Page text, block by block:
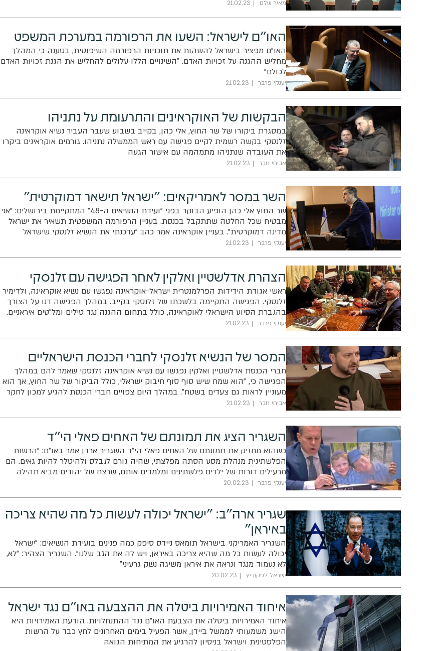
שיכול ללמד את ישראל דמוקרטיה מהי"
מאיר שלם 21.02.23
האו"ם לישראל: השעו את הרפורמה במערכת המשפט
האו"ם מפציר בישראל להשהות את תוכניות הרפורמה השיפוטית, בטענה כי המהלך
מחליש ההגנה על זכויות האדם. "השינויים הללו עלולים להחליש את הגנת זכויות האדם
לכולם"
יענקי פרבר 21.02.23
הבקשות של האוקראינים והתרעומת על נתניהו
במסגרת ביקורו של שר החוץ, אלי כהן, בקייב בשבוע שעבר העביר נשיא אוקראינה
זלנסקי בקשה רשמית לקיים פגישה עם ראש הממשלה נתניהו. גורמים אוקראינים ביקרו
את העובדה שנתניהו מתמהמה עם אישור הגעה
אביחי חבר 21.02.23
השר במסר לאמריקאים: "ישראל תישאר דמוקרטית"
שר החוץ אלי כהן הופיע הבוקר בפני "ועידת הנשיאים ה-48" המתקיימת בירושלים: "אני
מבטיח שכל החלטה שתתקבל בכנסת. בעניין הרפורמה המשפטית תשאיר את ישראל
מדינה דמוקרטית". בעניין אוקראינה אמר כהן: "עדכנתי את הנשיא זלנסקי שישראל
תתמוך השבוע בהחלטה באו"ם"
יענקי פרבר 21.02.23
הצהרת אדלשטיין ואלקין לאחר הפגישה עם זלנסקי
ראשי אגודת הידידות הפרלמנטרית ישראל-אוקראינה נפגשו עם נשיא אוקראינה, ולדימיר
זלנסקי. הפגישה התקיימה בלשכתו של זלנסקי בקייב. במהלך הפגישה דנו על הצורך
בהגברת הסיוע הישראלי לאוקראינה, כולל בתחום ההגנה נגד טילים ומל"טים איראניים.
כמו כן בשיחה שמו דגש על שיתוף פעולה ישראלי-אוקראיני נגד איראן בזירה הבין
לאומית
יענקי פרבר 21.02.23
המסר של הנשיא זלנסקי לחברי הכנסת הישראליים
חברי הכנסת אדלשטיין ואלקין נפגשו עם נשיא אוקראינה זלנסקי שאמר להם במהלך
הפגישה כי, "הוא שמח שיש סוף סוף חיבוק ישראלי, כולל הביקור של שר החוץ, אך הוא
מעוניין לראות גם צעדים בשטח". במהלך היום צפויים חברי הכנסת להגיע למכון לחקר
המל"טים האיראנים של משרד ההגנה האוקראיני
אביחי חבר 21.02.23
השגריר הציג את תמונתם של האחים פאלי הי"ד
כשהוא מחזיק את תמונתם של האחים פאלי הי"ד השגריר ארדן אמר באו"ם: "הרשות
הפלשתינית מנהלת מסע הסתה מפלצתי, שהיה גורם לגבלס ולהיטלר להיות גאים. הם
מרעילים דורות של ילדים פלשתינים ומלמדים אותם, שרצח של יהודים מביא תהילה
אינסופית"
יענקי פרבר 20.02.23
שגריר ארה"ב: "ישראל יכולה לעשות כל מה שהיא צריכה
באיראן"
השגריר האמריקני בישראל תומאס ניידס סיפק כמה פנינים בועידת הנשיאים: "ישראל
יכולה לעשות כל מה שהיא צריכה באיראן, ויש לה את הגב שלנו". השגריר הצהיר: "לא,
לא נעמוד מנגד ונראה את איראן משיגה נשק גרעיני"
ישראל לפקוביץ 20.02.23
איחוד האמירויות ביטלה את ההצבעה באו"ם נגד ישראל
איחוד האמירויות ביטלה את הצבעת האו"ם נגד ההתנחלויות. הודעת האמירויות היא
הישג משמעותי לממשל ביידן, אשר הפעיל בימים האחרונים לחץ כבד על הרשות
הפלסטינית וישראל בניסיון להרגיע את המתיחות הגואה